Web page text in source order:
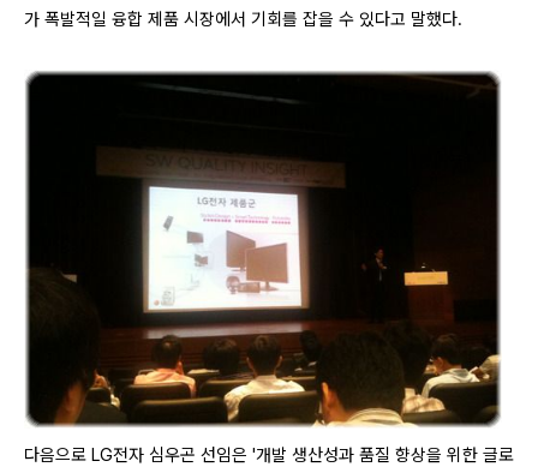
가 폭발적일 융합 제품 시장에서 기회를 잡을 수 있다고 말했다.
다음으로 LG전자 심우곤 선임은 '개발 생산성과 품질 향상을 위한 글로